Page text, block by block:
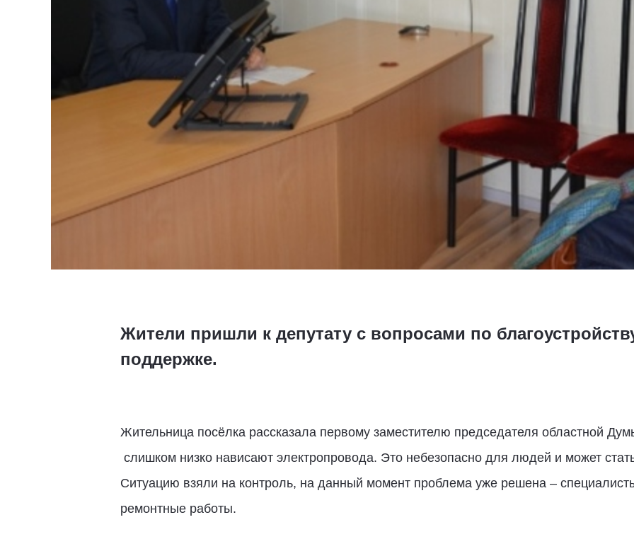
Жители пришли к депутату с вопросами по
поддержке.
Жительница посёлка рассказала первому заместителю председателя областной
слишком низко нависают электропровода. Это небезопасно для людей и может
Ситуацию взяли на контроль, на данный момент проблема уже решена –
ремонтные работы.